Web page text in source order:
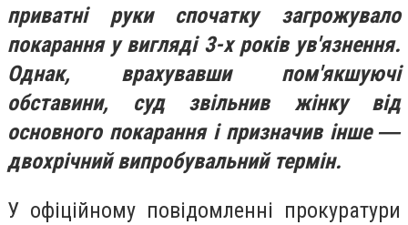
приватні руки спочатку загрожувало
покарання у вигляді 3-х років ув'язнення.
Однак, врахувавши пом'якшуючі
обставини, суд звільнив жінку від
основного покарання і призначив інше ―
двохрічний випробувальний термін.
У офіційному повідомленні прокуратури